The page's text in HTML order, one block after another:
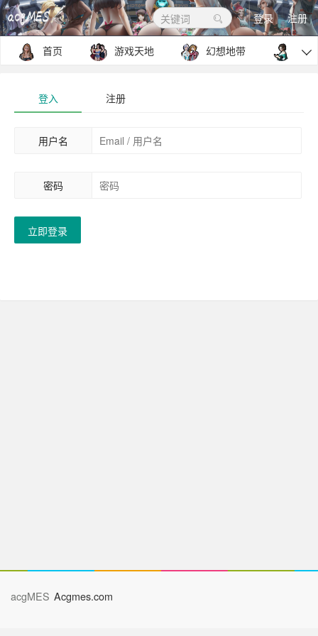
关键词 登录 注册
首页 游戏天地 幻想地带 包

登入 注册
用户名
密码
立即登录
acgMES Acgmes.com